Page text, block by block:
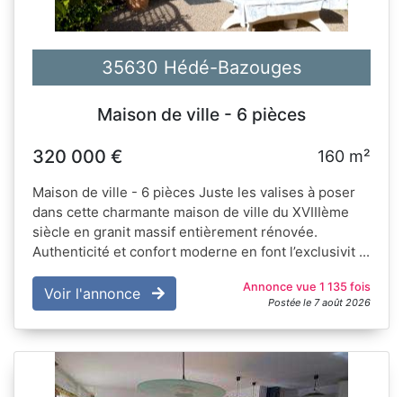
35630 Hédé-Bazouges
Maison de ville - 6 pièces
320 000 €
160 m²
Maison de ville - 6 pièces Juste les valises à poser
dans cette charmante maison de ville du XVIIIème
siècle en granit massif entièrement rénovée.
Authenticité et confort moderne en font l’exclusivit ...
Voir l'annonce Annonce vue 1 135 fois
Postée le 7 août 2026